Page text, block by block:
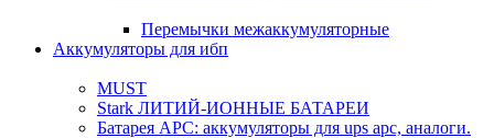
Перемычки межаккумуляторные
Аккумуляторы для ибп
MUST
Stark ЛИТИЙ-ИОННЫЕ БАТАРЕИ
Батарея APC: аккумуляторы для ups apc, аналоги.